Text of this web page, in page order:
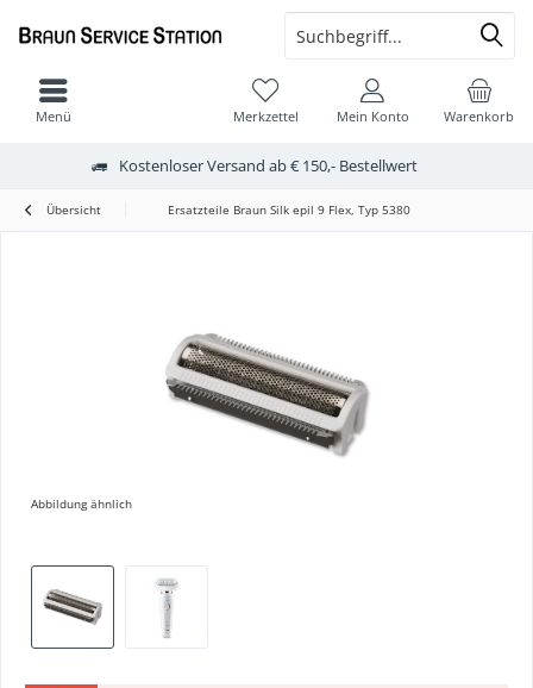
Kostenloser Versand ab € 150,- Bestellwert
Warenkorb
Merkzettel Mein Konto
Menü
Übersicht Ersatzteile Braun Silk epil 9 Flex, Typ 5380
Abbildung ähnlich